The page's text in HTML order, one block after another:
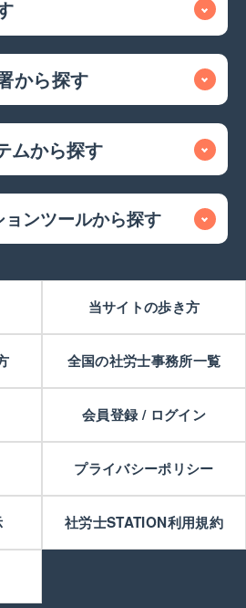
から探す
ムから探す
ンツールから探す
当サイトの歩き方
全国の社労士事務所一覧
会員登録 / ログイン
プライバシーポリシー
社労士STATION利用規約